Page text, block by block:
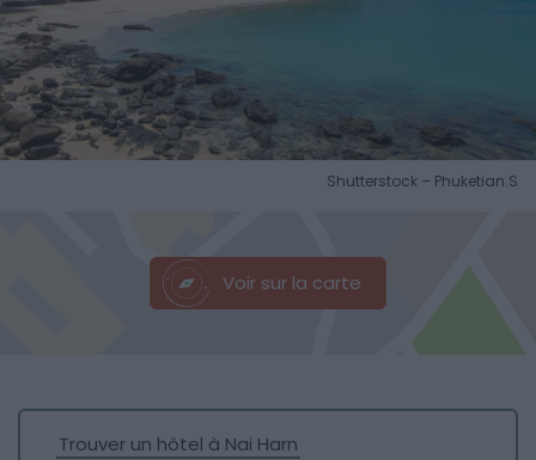
Shutterstock – Phuketian.S
Voir sur la carte
Trouver un hôtel à Nai Harn